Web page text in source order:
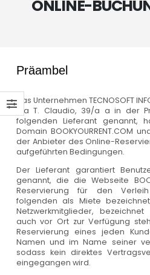
ONLINE-
Präambel
Das Unternehmen TECNOSOFT
Via T. Claudio, 39/a a in der
folgenden Lieferant genannt,
Domain BOOKYOURRENT.COM
der Anbieter des Online-
aufgeführten Bedingungen.
Der Lieferant garantiert
genannt, die die Webseite
Reservierung für den
folgenden als Miete
Netzwerkmitglieder,
auch vor Ort zur Verfügung
Reservierung eines jeden
Namen und im Name seiner
sodass kein direktes
eingegangen wird.